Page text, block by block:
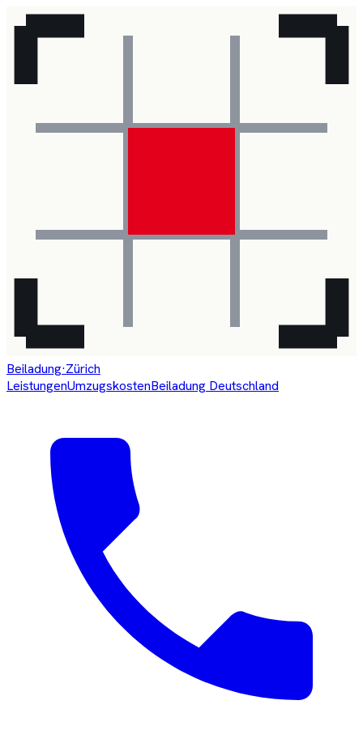
Beiladung·Zürich
LeistungenUmzugskostenBeiladung Deutschland